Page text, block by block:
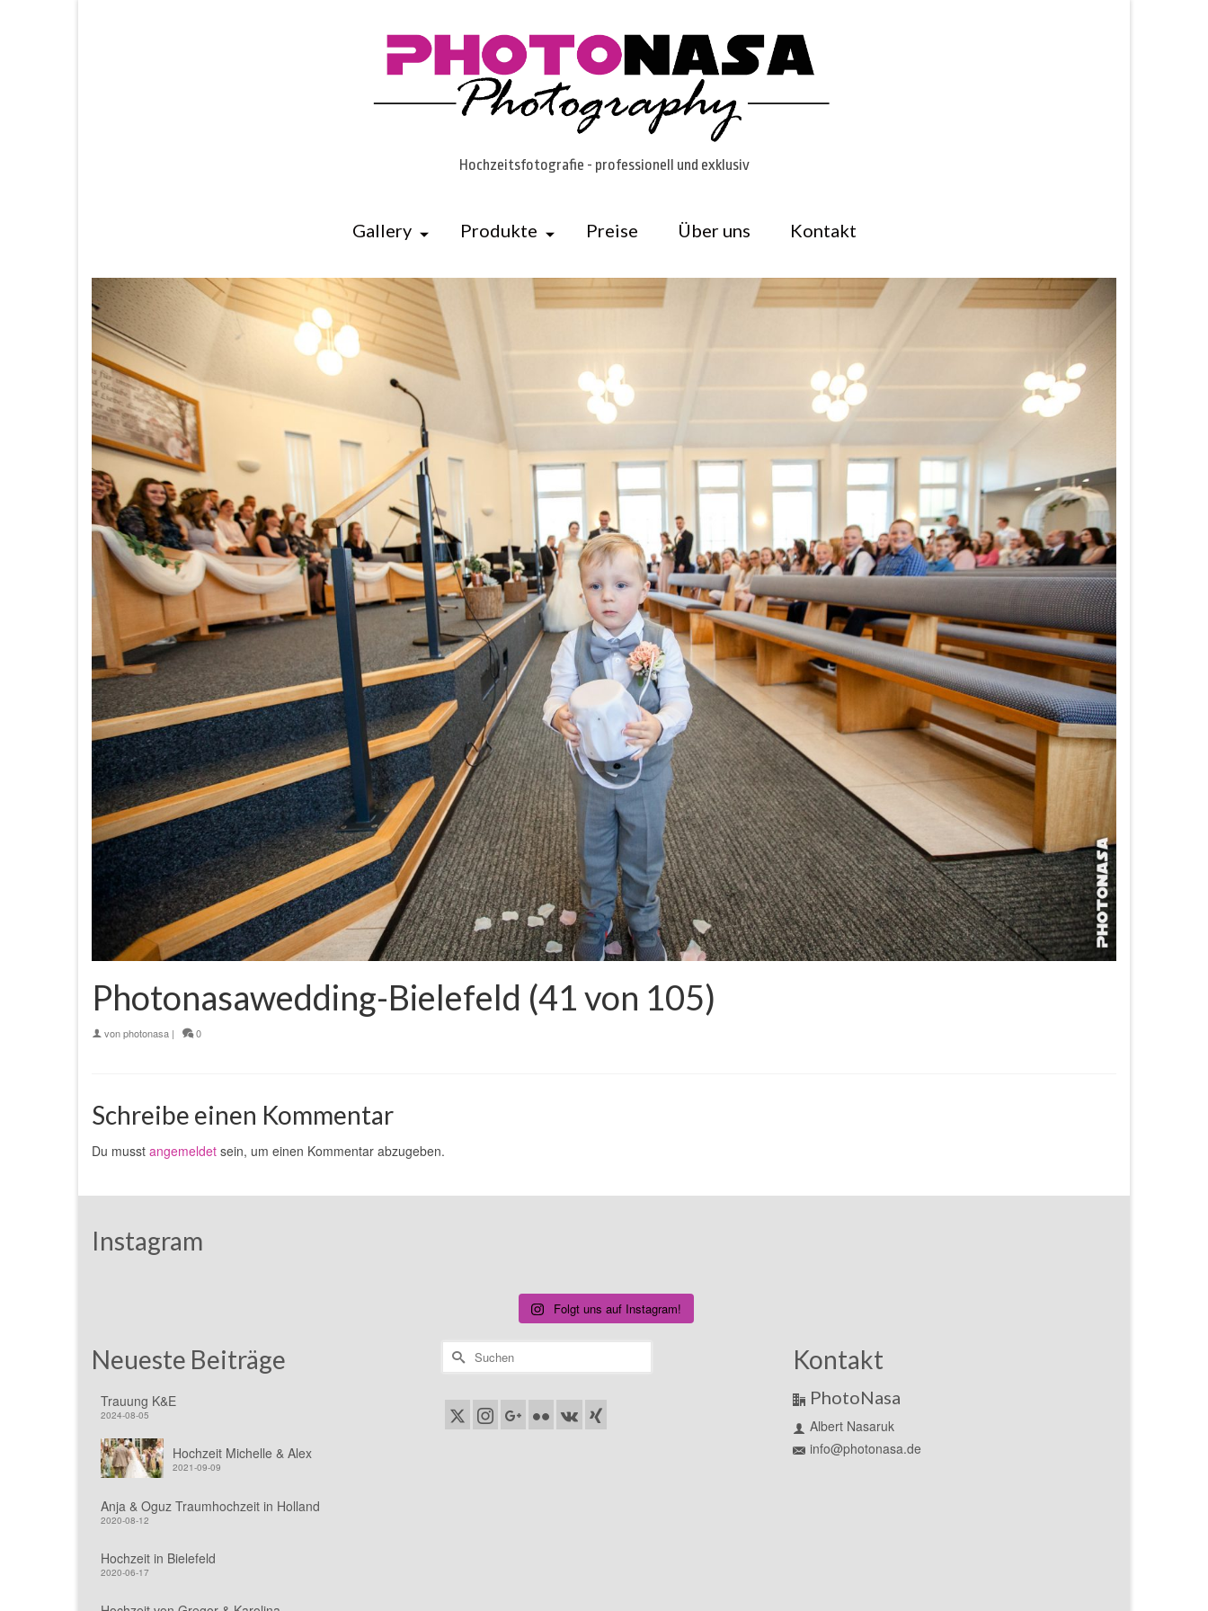
Hochzeitsfotografie - professionell und exklusiv
Gallery Produkte Preise Über uns Kontakt
Photonasawedding-Bielefeld (41 von 105)
vonphotonasa | 0
Schreibe einen Kommentar
Du musst angemeldet sein, um einen Kommentar abzugeben.
Instagram
Folgt uns auf Instagram!
Neueste Beiträge
Trauung K&E
2024-08-05
Hochzeit Michelle & Alex
2021-09-09
Anja & Oguz Traumhochzeit in Holland
2020-08-12
Hochzeit in Bielefeld
2020-06-17
Suchen
nach:
Kontakt
PhotoNasa
Albert Nasaruk
info@photonasa.de